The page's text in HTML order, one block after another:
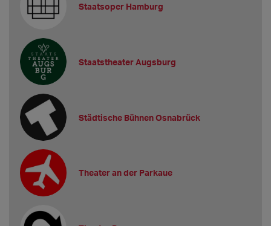
Staatsoper Hamburg
Staatstheater Augsburg
Städtische Bühnen Osnabrück
Theater an der Parkaue